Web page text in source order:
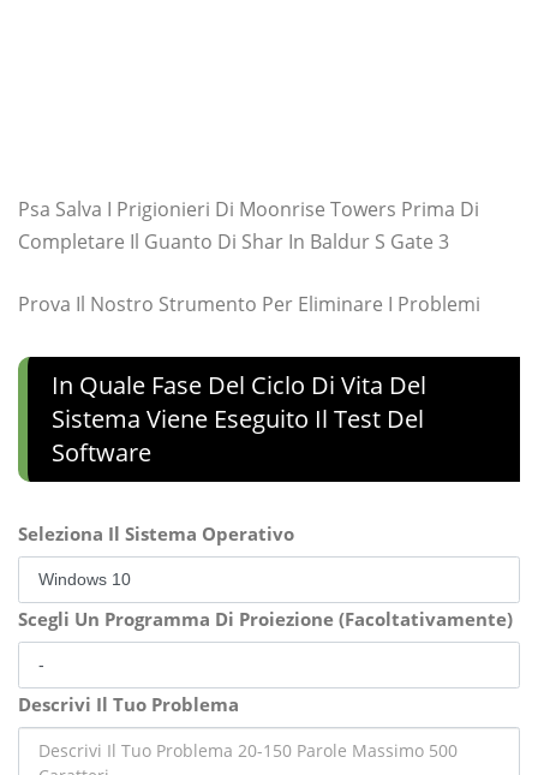
Psa Salva I Prigionieri Di Moonrise Towers Prima Di
Completare Il Guanto Di Shar In Baldur S Gate 3
Prova Il Nostro Strumento Per Eliminare I Problemi
In Quale Fase Del Ciclo Di Vita Del
Sistema Viene Eseguito Il Test Del
Software
Seleziona Il Sistema Operativo
Scegli Un Programma Di Proiezione (Facoltativamente)
Descrivi Il Tuo Problema